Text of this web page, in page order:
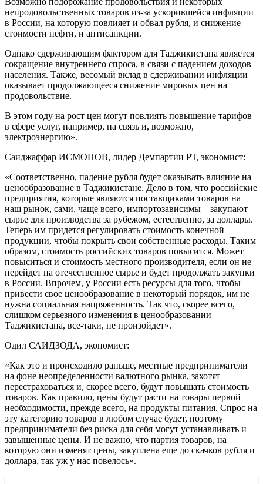
непродовольственных товаров из-за ускорившейся инфляции
в России, на которую повлияет и обвал рубля, и снижение
стоимости нефти, и антисанкции.
Однако сдерживающим фактором для Таджикистана является
сокращение внутреннего спроса, в связи с падением доходов
населения. Также, весомый вклад в сдерживании инфляции
оказывает продолжающееся снижение мировых цен на
продовольствие.
В этом году на рост цен могут повлиять повышение тарифов
в сфере услуг, например, на связь и, возможно,
электроэнергию».
Саиджаффар ИСМОНОВ, лидер Демпартии РТ, экономист:
«Соответственно, падение рубля будет оказывать влияние на
ценообразование в Таджикистане. Дело в том, что российские
предприятия, которые являются поставщиками товаров на
наш рынок, сами, чаще всего, импортозависимы – закупают
сырье для производства за рубежом, естественно, за доллары.
Теперь им придется регулировать стоимость конечной
продукции, чтобы покрыть свои собственные расходы. Таким
образом, стоимость российских товаров повысится. Может
повыситься и стоимость местного производителя, если он не
перейдет на отечественное сырье и будет продолжать закупки
в России. Впрочем, у России есть ресурсы для того, чтобы
привести свое ценообразование в некоторый порядок, им не
нужна социальная напряженность. Так что, скорее всего,
слишком серьезного изменения в ценообразовании
Таджикистана, все-таки, не произойдет».
Одил САИДЗОДА, экономист:
«Как это и происходило раньше, местные предприниматели
на фоне неопределенности валютного рынка, захотят
перестраховаться и, скорее всего, будут повышать стоимость
товаров. Как правило, цены будут расти на товары первой
необходимости, прежде всего, на продукты питания. Спрос на
эту категорию товаров в любом случае будет, поэтому
предприниматели без риска для себя могут устанавливать и
завышенные цены. И не важно, что партия товаров, на
которую они изменят цены, закуплена еще до скачков рубля и
доллара, так уж у нас повелось».